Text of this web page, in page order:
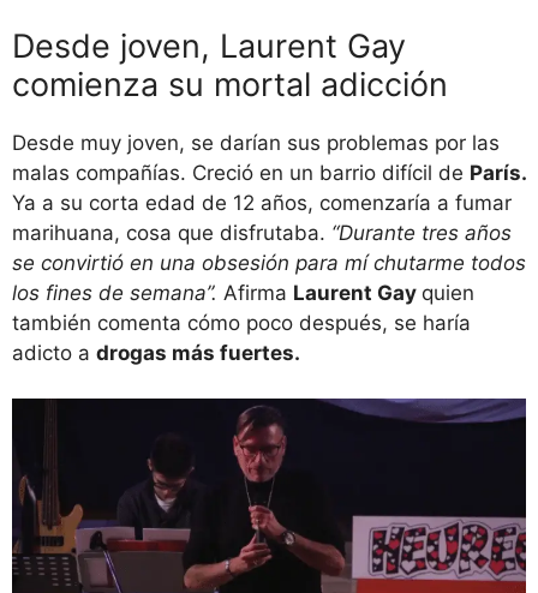
Desde joven, Laurent Gay
comienza su mortal adicción
Desde muy joven, se darían sus problemas por las
malas compañías. Creció en un barrio difícil de París.
Ya a su corta edad de 12 años, comenzaría a fumar
marihuana, cosa que disfrutaba. “Durante tres años
se convirtió en una obsesión para mí chutarme todos
los fines de semana”. Afirma Laurent Gay quien
también comenta cómo poco después, se haría
adicto a drogas más fuertes.